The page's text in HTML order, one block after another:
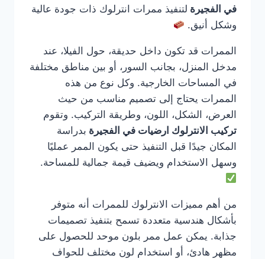
في الفجيرة لتنفيذ ممرات انترلوك ذات جودة عالية
وشكل أنيق.
الممرات قد تكون داخل حديقة، حول الفيلا، عند
مدخل المنزل، بجانب السور، أو بين مناطق مختلفة
في المساحات الخارجية. وكل نوع من هذه
الممرات يحتاج إلى تصميم مناسب من حيث
العرض، الشكل، اللون، وطريقة التركيب. وتقوم
تركيب الانترلوك ارضيات في الفجيرة بدراسة
المكان جيدًا قبل التنفيذ حتى يكون الممر عمليًا
وسهل الاستخدام ويضيف قيمة جمالية للمساحة.
من أهم مميزات الانترلوك للممرات أنه متوفر
بأشكال هندسية متعددة تسمح بتنفيذ تصميمات
جذابة. يمكن عمل ممر بلون موحد للحصول على
مظهر هادئ، أو استخدام لون مختلف للحواف